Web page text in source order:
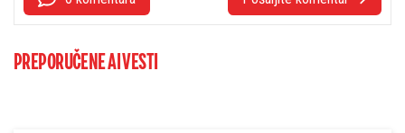
PREPORUČENE AI VESTI